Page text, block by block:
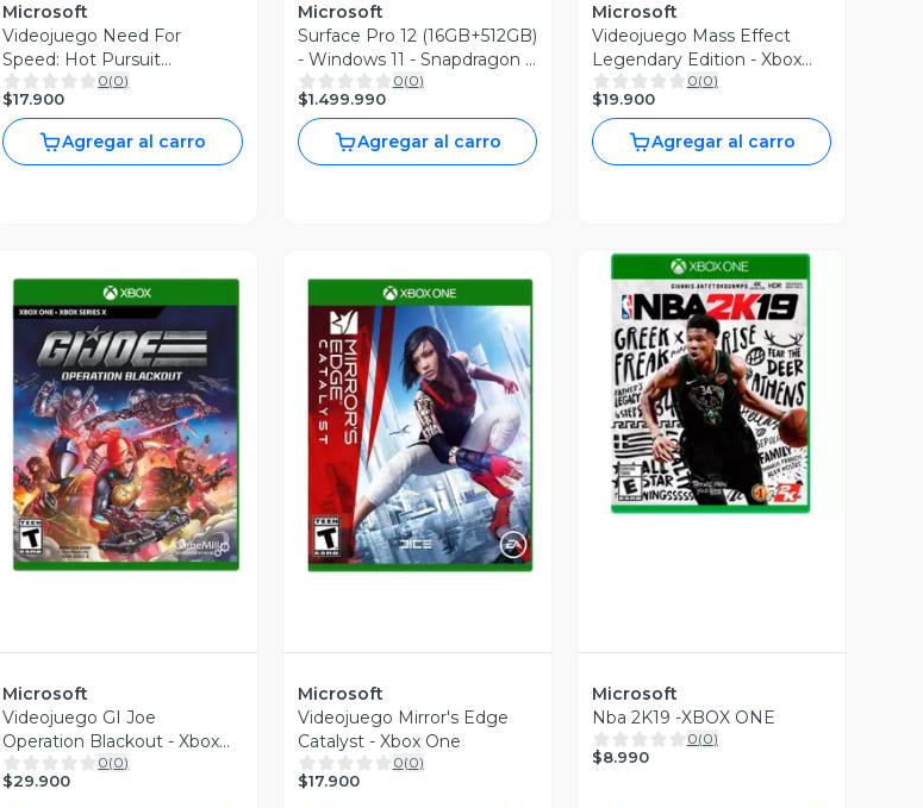
Microsoft
Videojuego Need For
Speed: Hot Pursuit
Remastered - Xbox One /
Xbox Series X
0(0)
$17.900
Agregar al carro
Microsoft
Surface Pro 12 (16GB+512GB)
- Windows 11 - Snapdragon X
Plus
0(0)
$1.499.990
Agregar al carro
Microsoft
Videojuego Mass Effect
Legendary Edition - Xbox
Series X / Xbox One
0(0)
$19.900
Agregar al carro
Vista Previa
Microsoft
Videojuego GI Joe
Operation Blackout - Xbox
One - Xbox Series X
0(0)
$29.900
Vista Previa
Microsoft
Videojuego Mirror's Edge
Catalyst - Xbox One
0(0)
$17.900
Vista Previa
Microsoft
Nba 2K19 -XBOX ONE
0(0)
$8.990